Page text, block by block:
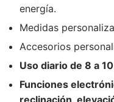
energía.
Medidas
Accesorios
Uso diario de 8 a
Funciones
reclinación,